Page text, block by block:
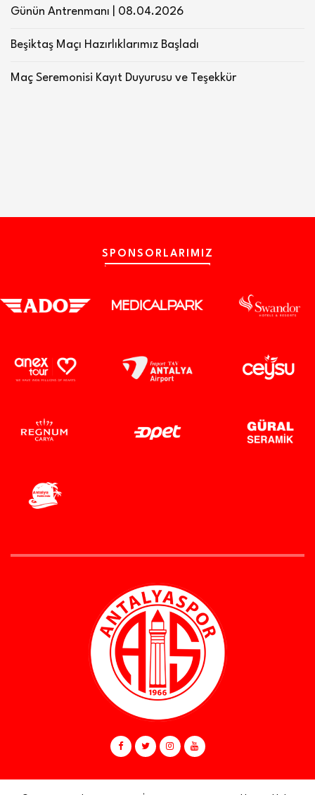
Günün Antrenmanı | 08.04.2026
Beşiktaş Maçı Hazırlıklarımız Başladı
Maç Seremonisi Kayıt Duyurusu ve Teşekkür
SPONSORLARIMIZ